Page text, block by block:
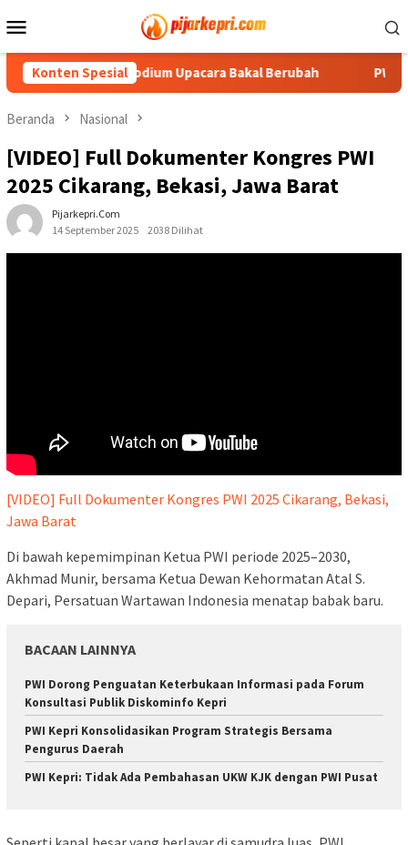
ke
Mobile
Konten Spesial
Podium Upacara Bakal Berubah PWI Dorong
Beranda Nasional
[VIDEO] Full Dokumenter Kongres PWI
2025 Cikarang, Bekasi, Jawa Barat
Pijarkepri.com
14 September 2025
2038 Dilihat
[VIDEO] Full Dokumenter Kongres PWI 2025 Cikarang, Bekasi,
Jawa Barat
Di bawah kepemimpinan Ketua PWI periode 2025–2030,
Akhmad Munir, bersama Ketua Dewan Kehormatan Atal S.
Depari, Persatuan Wartawan Indonesia menatap babak baru.
BACAAN LAINNYA
PWI Dorong Penguatan Keterbukaan Informasi pada Forum
Konsultasi Publik Diskominfo Kepri
PWI Kepri Konsolidasikan Program Strategis Bersama
Pengurus Daerah
PWI Kepri: Tidak Ada Pembahasan UKW KJK dengan PWI Pusat